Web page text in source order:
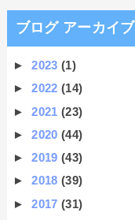
ブログ アーカイブ
►2023(1)
►2022(14)
►2021(23)
►2020(44)
►2019(43)
►2018(39)
►2017(31)